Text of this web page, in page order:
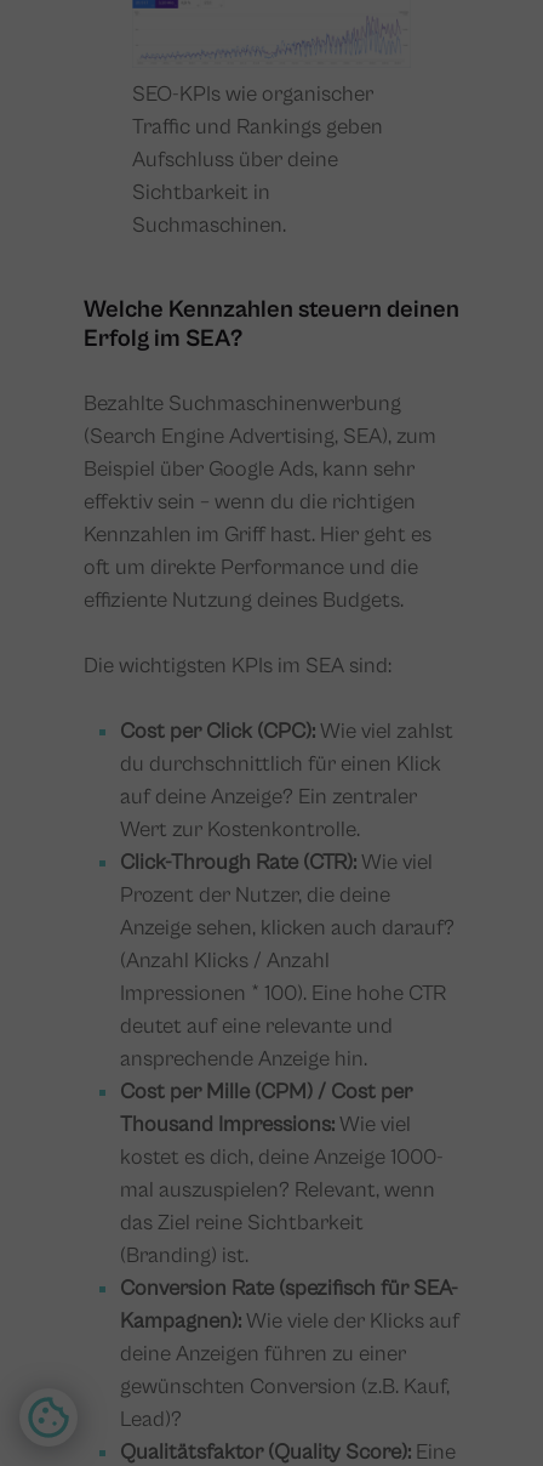
SEO-KPIs wie organischer
Traffic und Rankings geben
Aufschluss über deine
Sichtbarkeit in
Suchmaschinen.
Welche Kennzahlen steuern deinen
Erfolg im SEA?
Bezahlte Suchmaschinenwerbung
(Search Engine Advertising, SEA), zum
Beispiel über Google Ads, kann sehr
effektiv sein – wenn du die richtigen
Kennzahlen im Griff hast. Hier geht es
oft um direkte Performance und die
effiziente Nutzung deines Budgets.
Die wichtigsten KPIs im SEA sind:
Cost per Click (CPC):Wie viel zahlst
du durchschnittlich für einen Klick
auf deine Anzeige? Ein zentraler
Wert zur Kostenkontrolle.
Click-Through Rate (CTR):Wie viel
Prozent der Nutzer, die deine
Anzeige sehen, klicken auch darauf?
(Anzahl Klicks / Anzahl
Impressionen * 100). Eine hohe CTR
deutet auf eine relevante und
ansprechende Anzeige hin.
Cost per Mille (CPM) / Cost per
Thousand Impressions:Wie viel
kostet es dich, deine Anzeige 1000-
mal auszuspielen? Relevant, wenn
das Ziel reine Sichtbarkeit
(Branding) ist.
Conversion Rate (spezifisch für SEA-
Kampagnen):Wie viele der Klicks auf
deine Anzeigen führen zu einer
gewünschten Conversion (z.B. Kauf,
Lead)?
Qualitätsfaktor (Quality Score): Eine